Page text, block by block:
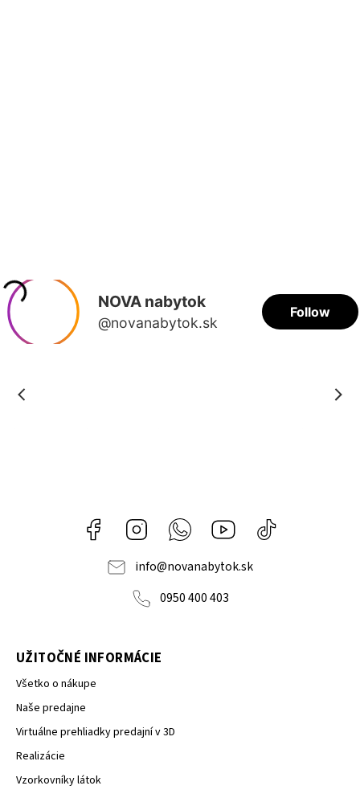
Facebook Instagram Whatsapp Youtube
nábytok
NOVA
info@novanabytok.sk
0950 400 403
UŽITOČNÉ INFORMÁCIE
Všetko o nákupe
Naše predajne
Virtuálne prehliadky predajní v 3D
Realizácie
Vzorkovníky látok